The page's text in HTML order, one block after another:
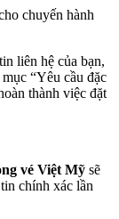
chuyến hành
liên hệ của bạn,
“Yêu cầu đặc
thành việc đặt
vé Việt Mỹ sẽ
chính xác lần